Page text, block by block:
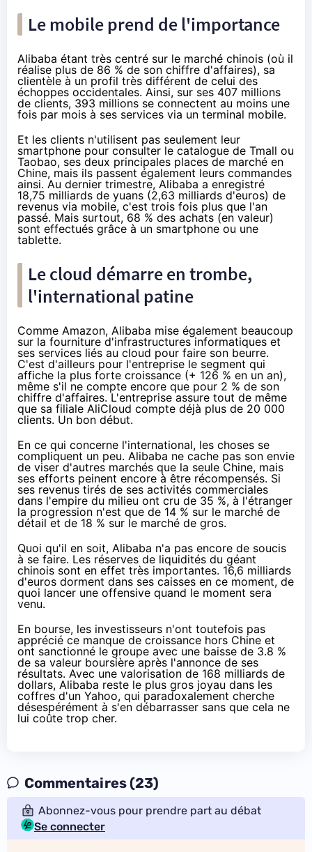
Le mobile prend de l'importance
Alibaba étant très centré sur le marché chinois (où il
réalise plus de 86 % de son chiffre d'affaires), sa
clientèle à un profil très différent de celui des
échoppes occidentales. Ainsi, sur ses 407 millions
de clients, 393 millions se connectent au moins une
fois par mois à ses services via un terminal mobile.
Et les clients n'utilisent pas seulement leur
smartphone pour consulter le catalogue de Tmall ou
Taobao, ses deux principales places de marché en
Chine, mais ils passent également leurs commandes
ainsi. Au dernier trimestre, Alibaba a enregistré
18,75 milliards de yuans (2,63 milliards d'euros) de
revenus via mobile, c'est trois fois plus que l'an
passé. Mais surtout, 68 % des achats (en valeur)
sont effectués grâce à un smartphone ou une
tablette.
Le cloud démarre en trombe,
l'international patine
Comme Amazon, Alibaba mise également beaucoup
sur la fourniture d'infrastructures informatiques et
ses services liés au cloud pour faire son beurre.
C'est d'ailleurs pour l'entreprise le segment qui
affiche la plus forte croissance (+ 126 % en un an),
même s'il ne compte encore que pour 2 % de son
chiffre d'affaires. L'entreprise assure tout de même
que sa filiale AliCloud compte déjà plus de 20 000
clients. Un bon début.
En ce qui concerne l'international, les choses se
compliquent un peu. Alibaba ne cache pas son envie
de viser d'autres marchés que la seule Chine, mais
ses efforts peinent encore à être récompensés. Si
ses revenus tirés de ses activités commerciales
dans l'empire du milieu ont cru de 35 %, à l'étranger
la progression n'est que de 14 % sur le marché de
détail et de 18 % sur le marché de gros.
Quoi qu'il en soit, Alibaba n'a pas encore de soucis
à se faire. Les réserves de liquidités du géant
chinois sont en effet très importantes. 16,6 milliards
d'euros dorment dans ses caisses en ce moment, de
quoi lancer une offensive quand le moment sera
venu.
En bourse, les investisseurs n'ont toutefois pas
apprécié ce manque de croissance hors Chine et
ont sanctionné le groupe avec une baisse de 3.8 %
de sa valeur boursière après l'annonce de ses
résultats. Avec une valorisation de 168 milliards de
dollars, Alibaba reste le plus gros joyau dans les
coffres d'un Yahoo, qui paradoxalement cherche
désespérément à s'en débarrasser sans que cela ne
lui coûte trop cher.
Commentaires (23)
Abonnez-vous pour prendre part au débat
Se connecter